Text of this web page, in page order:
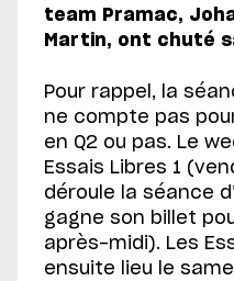
team Pramac,
Martin, ont chuté
Pour rappel, la
ne compte pas
en Q2 ou pas. Le
Essais Libres 1
déroule la séance
gagne son billet
après-midi). Les
ensuite lieu le